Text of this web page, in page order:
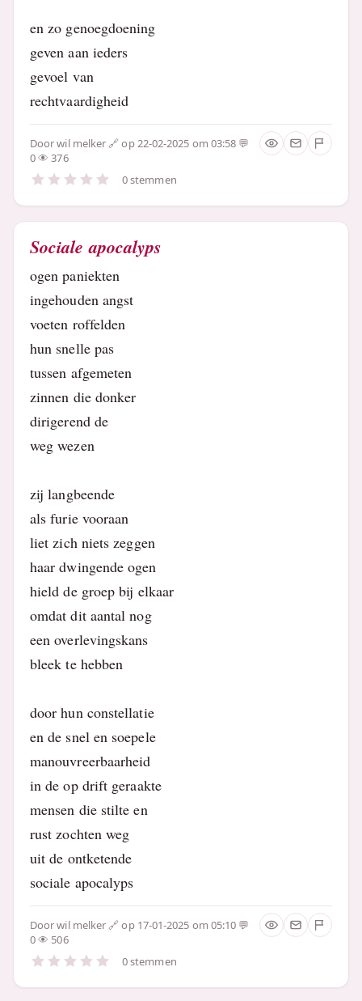
en zo genoegdoening
geven aan ieders
gevoel van
rechtvaardigheid
Doorwil melker
op 22-02-2025 om 03:58
0
376
0 stemmen
Sociale apocalyps
ogen paniekten
ingehouden angst
voeten roffelden
hun snelle pas
tussen afgemeten
zinnen die donker
dirigerend de
weg wezen
zij langbeende
als furie vooraan
liet zich niets zeggen
haar dwingende ogen
hield de groep bij elkaar
omdat dit aantal nog
een overlevingskans
bleek te hebben
door hun constellatie
en de snel en soepele
manouvreerbaarheid
in de op drift geraakte
mensen die stilte en
rust zochten weg
uit de ontketende
sociale apocalyps
Doorwil melker
op 17-01-2025 om 05:10
0
506
0 stemmen